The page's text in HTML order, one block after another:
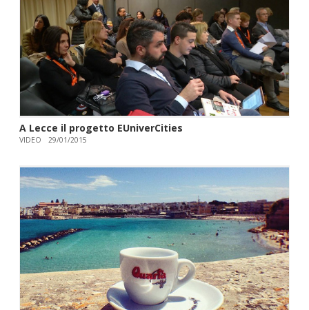
A Lecce il progetto EUniverCities
VIDEO 29/01/2015